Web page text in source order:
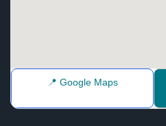
📍 Google Maps